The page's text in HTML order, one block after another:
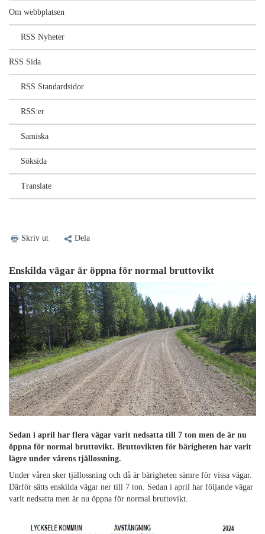
Om webbplatsen
RSS Nyheter
RSS Sida
RSS Standardsidor
RSS:er
Samiska
Söksida
Translate
Skriv ut Dela
Enskilda vägar är öppna för normal bruttovikt
Sedan i april har flera vägar varit nedsatta till 7 ton men de är nu
öppna för normal bruttovikt. Bruttovikten för bärigheten har varit
lägre under vårens tjällossning.
Under våren sker tjällossning och då är bärigheten sämre för vissa vägar.
Därför sätts enskilda vägar ner till 7 ton. Sedan i april har följande vägar
varit nedsatta men är nu öppna för normal bruttovikt.